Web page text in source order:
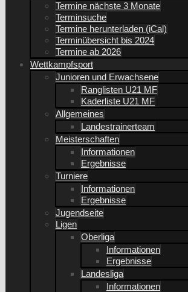
Termine nächste 3 Monate
Terminsuche
Termine herunterladen (iCal)
Terminübersicht bis 2024
Termine ab 2026
Wettkampfsport
Junioren und Erwachsene
Ranglisten U21 MF
Kaderliste U21 MF
Allgemeines
Landestrainerteam
Meisterschaften
Informationen
Ergebnisse
Turniere
Informationen
Ergebnisse
Jugendseite
Ligen
Oberliga
Informationen
Ergebnisse
Landesliga
Informationen